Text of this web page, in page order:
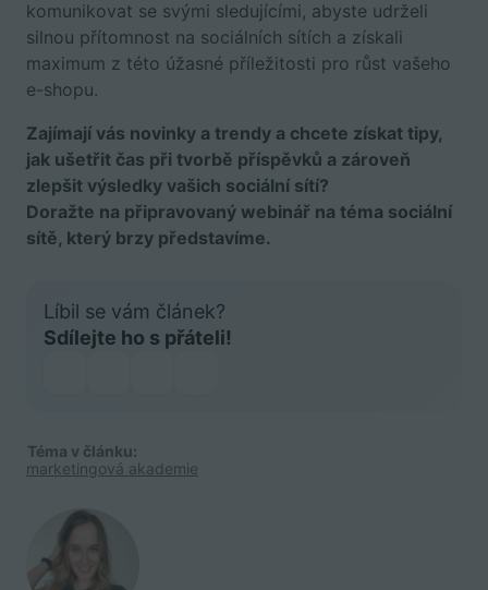
komunikovat se svými sledujícími, abyste udrželi
silnou přítomnost na sociálních sítích a získali
maximum z této úžasné příležitosti pro růst vašeho
e-shopu.
Zajímají vás novinky a trendy a chcete získat tipy,
jak ušetřit čas při tvorbě příspěvků a zároveň
zlepšit výsledky vašich sociální sítí?
Doražte na připravovaný webinář na téma sociální
sítě, který brzy představíme.
Líbil se vám článek?
Sdílejte ho s přáteli!
Téma v článku:
marketingová akademie